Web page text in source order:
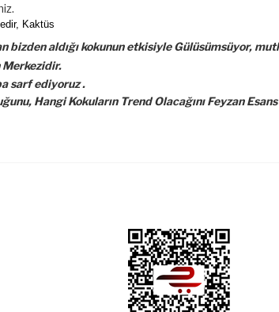
edir, Kaktüs
aldığı kokunun etkisiyle Gülüsümsüyor,
Merkezidir.
sarf ediyoruz .
Hangi Kokuların Trend Olacağını Feyzan